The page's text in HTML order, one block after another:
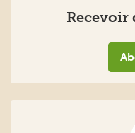
Recevoir